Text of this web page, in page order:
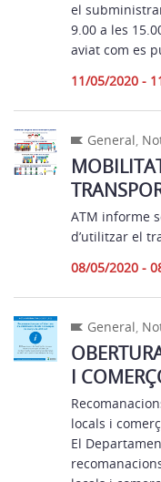
el
9.00 a les
aviat com es
11/05/2020 -
General,
ATM informe
d’utilitzar el
08/05/2020 -
General,
I
locals i
El